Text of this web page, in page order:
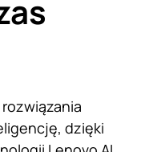
dzięki